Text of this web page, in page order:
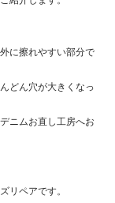
に擦れやすい部分で
どん穴が大きくなっ
ニムお直し工房へお
リペアです。